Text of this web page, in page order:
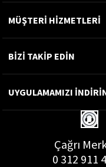
MÜŞTERİ HİZMETLERİ
BİZİ TAKİP EDİN
UYGULAMAMIZI
Çağrı
0 312 911